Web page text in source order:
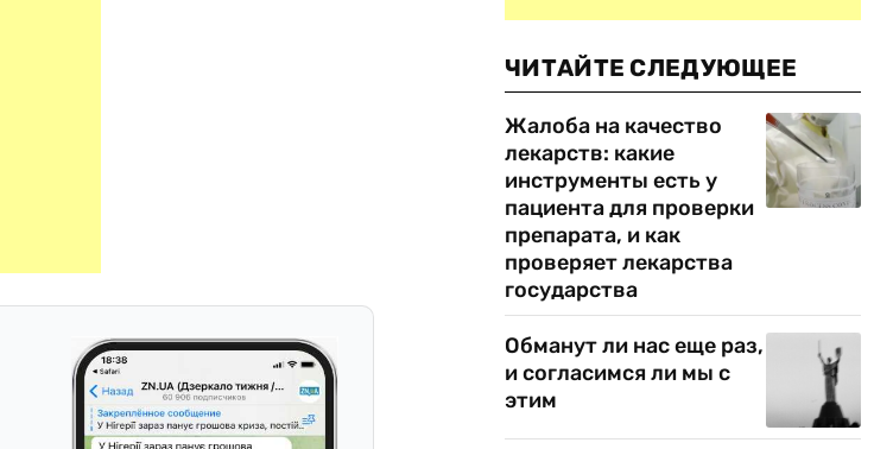
ЧИТАЙТЕ СЛЕДУЮЩЕЕ
Жалоба на качество
лекарств: какие
инструменты есть у
пациента для проверки
препарата, и как
проверяет лекарства
государства
Обманут ли нас еще раз,
и согласимся ли мы с
этим